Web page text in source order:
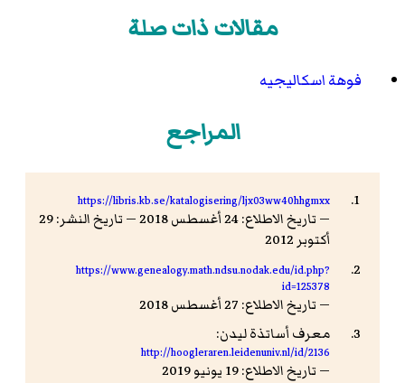
مقالات ذات صلة
فوهة اسكاليجيه
المراجع
https://libris.kb.se/katalogisering/ljx03ww40hhgmxx
— تاريخ الاطلاع: 24 أغسطس 2018 — تاريخ النشر: 29
أكتوبر 2012
https://www.genealogy.math.ndsu.nodak.edu/id.php?
id=125378
— تاريخ الاطلاع: 27 أغسطس 2018
معرف أساتذة ليدن:
http://hoogleraren.leidenuniv.nl/id/2136
— تاريخ الاطلاع: 19 يونيو 2019